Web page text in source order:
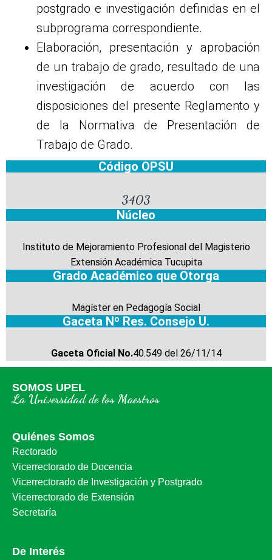
postgrado e investigación definidas en el
subprograma correspondiente.
Elaboración, presentación y aprobación
de un trabajo de grado, resultado de una
investigación de acuerdo con las
disposiciones del presente Reglamento y
de la Normativa de Presentación de
Trabajo de Grado.
Código OPSU
3403
Núcleo
Instituto de Mejoramiento Profesional del Magisterio
Extensión Académica Tucupita
Grado Académico que Otorga
Magíster en Pedagogía Social
Gaceta Nº Res. Consejo U.
Gaceta Oficial No.40.549 del 26/11/14
SOMOS UPEL
La Universidad de los Maestros
Quiénes Somos
Rectorado
Vicerrectorado de Docencia
Vicerrectorado de Investigación y Postgrado
Vicerrectorado de Extensión
Secretaría
De Interés